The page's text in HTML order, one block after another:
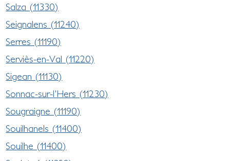
Salza (11330)
Seignalens (11240)
Serres (11190)
Serviès-en-Val (11220)
Sigean (11130)
Sonnac-sur-l'Hers (11230)
Sougraigne (11190)
Souilhanels (11400)
Souilhe (11400)